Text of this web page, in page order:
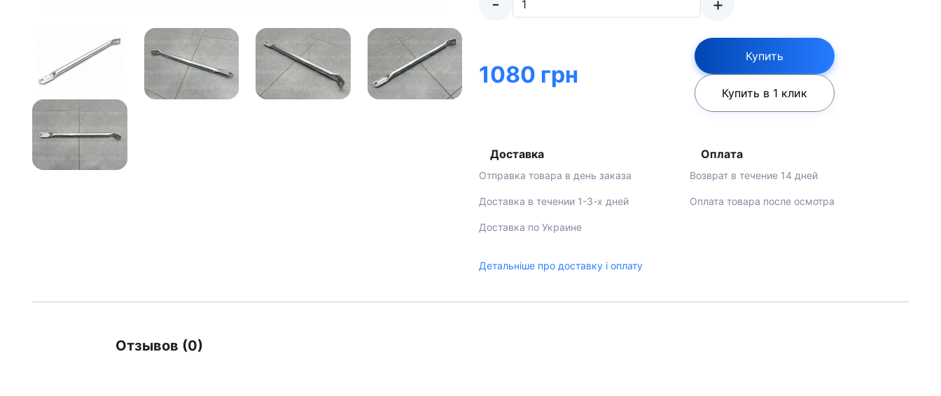
1080 грн
Купить
Купить в 1 клик
Доставка
Отправка товара в день заказа
Доставка в течении 1-3-х дней
Доставка по Украине
Оплата
Возврат в течение 14 дней
Оплата товара после осмотра
Детальніше про доставку і оплату
Отзывов (0)